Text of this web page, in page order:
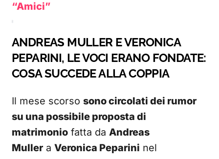
“Amici”
ANDREAS MULLER E VERONICA
PEPARINI, LE VOCI ERANO FONDATE:
COSA SUCCEDE ALLA COPPIA
Il mese scorso sono circolati dei rumor
su una possibile proposta di
matrimonio fatta da Andreas
Muller a Veronica Peparini nel